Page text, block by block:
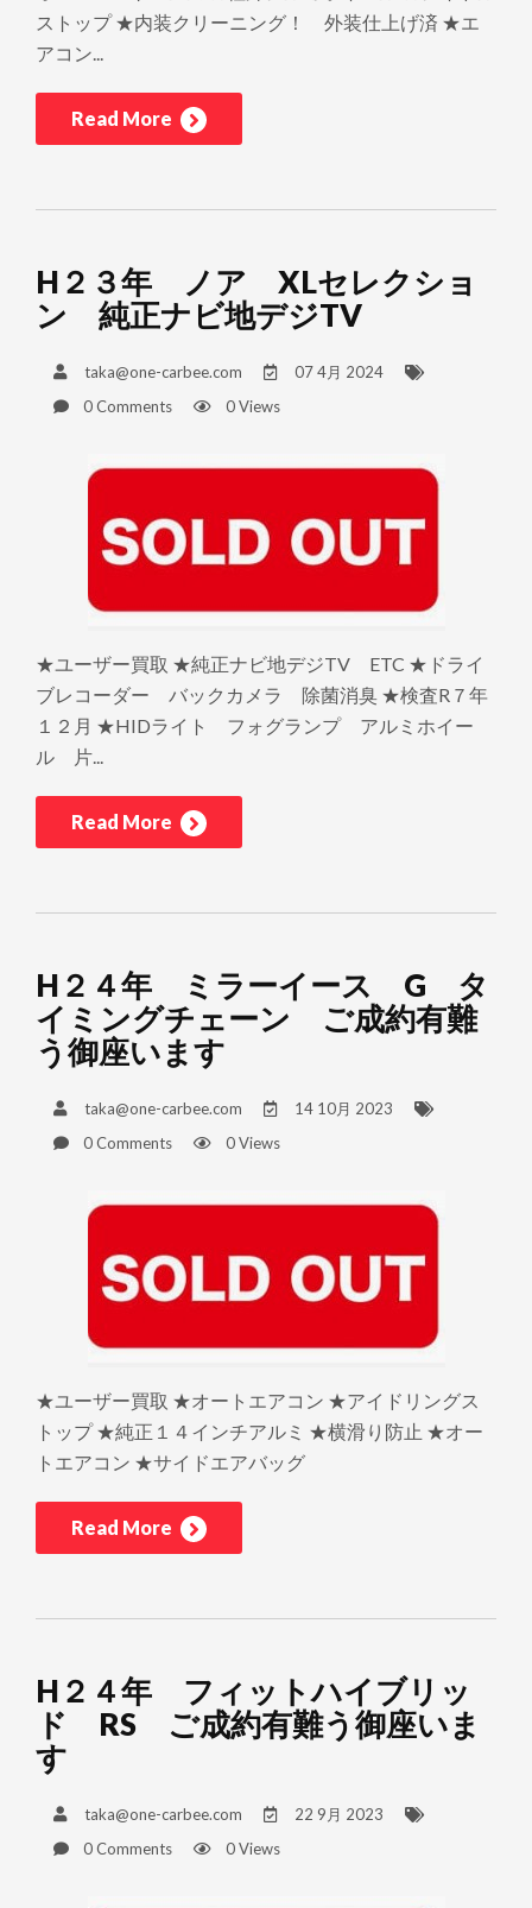
ストップ ★内装クリーニング！ 外装仕上げ済 ★エ
アコン...
Read More
H２３年 ノア XLセレクショ
ン 純正ナビ地デジTV
taka@one-carbee.com
07 4月 2024
0 Comments
0 Views
★ユーザー買取 ★純正ナビ地デジTV ETC ★ドライ
ブレコーダー バックカメラ 除菌消臭 ★検査R７年
１２月 ★HIDライト フォグランプ アルミホイー
ル 片...
Read More
H２４年 ミラーイース G タ
イミングチェーン ご成約有難
う御座います
taka@one-carbee.com
14 10月 2023
0 Comments
0 Views
★ユーザー買取 ★オートエアコン ★アイドリングス
トップ ★純正１４インチアルミ ★横滑り防止 ★オー
トエアコン ★サイドエアバッグ
Read More
H２４年 フィットハイブリッ
ド RS ご成約有難う御座いま
す
taka@one-carbee.com
22 9月 2023
0 Comments
0 Views